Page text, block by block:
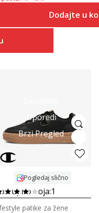
Dodajte u
Uporedi
Brzi Pregled
Pogledaj slično
boja:1
patike za žene